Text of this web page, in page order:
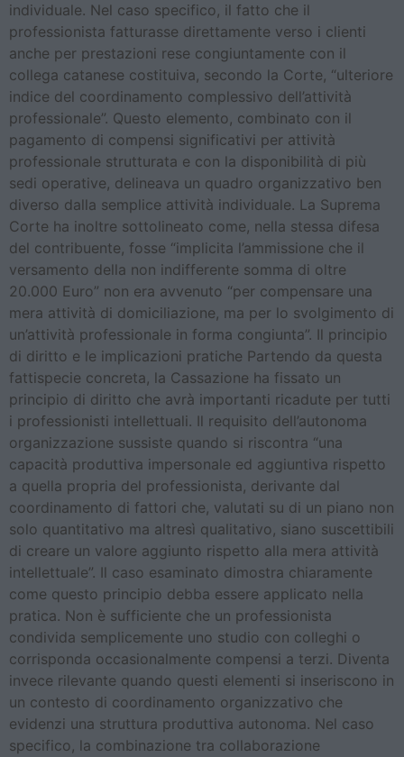
individuale. Nel caso specifico, il fatto che il
professionista fatturasse direttamente verso i clienti
anche per prestazioni rese congiuntamente con il
collega catanese costituiva, secondo la Corte, “ulteriore
indice del coordinamento complessivo dell’attività
professionale”. Questo elemento, combinato con il
pagamento di compensi significativi per attività
professionale strutturata e con la disponibilità di più
sedi operative, delineava un quadro organizzativo ben
diverso dalla semplice attività individuale. La Suprema
Corte ha inoltre sottolineato come, nella stessa difesa
del contribuente, fosse “implicita l’ammissione che il
versamento della non indifferente somma di oltre
20.000 Euro” non era avvenuto “per compensare una
mera attività di domiciliazione, ma per lo svolgimento di
un’attività professionale in forma congiunta”. Il principio
di diritto e le implicazioni pratiche Partendo da questa
fattispecie concreta, la Cassazione ha fissato un
principio di diritto che avrà importanti ricadute per tutti
i professionisti intellettuali. Il requisito dell’autonoma
organizzazione sussiste quando si riscontra “una
capacità produttiva impersonale ed aggiuntiva rispetto
a quella propria del professionista, derivante dal
coordinamento di fattori che, valutati su di un piano non
solo quantitativo ma altresì qualitativo, siano suscettibili
di creare un valore aggiunto rispetto alla mera attività
intellettuale”. Il caso esaminato dimostra chiaramente
come questo principio debba essere applicato nella
pratica. Non è sufficiente che un professionista
condivida semplicemente uno studio con colleghi o
corrisponda occasionalmente compensi a terzi. Diventa
invece rilevante quando questi elementi si inseriscono in
un contesto di coordinamento organizzativo che
evidenzi una struttura produttiva autonoma. Nel caso
specifico, la combinazione tra collaborazione